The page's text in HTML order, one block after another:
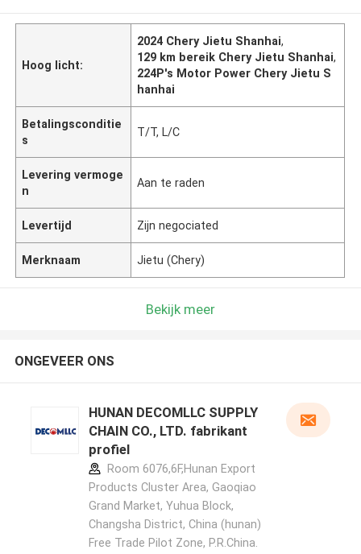
Hoog licht:
2024 Chery Jietu Shanhai,
129 km bereik Chery Jietu Shanhai,
224P's Motor Power Chery Jietu S
hanhai
Betalingsconditie
s
T/T, L/C
Levering vermoge
n
Aan te raden
Levertijd Zijn negociated
Merknaam Jietu (Chery)
Bekijk meer
ONGEVEER ONS
HUNAN DECOMLLC SUPPLY
CHAIN CO., LTD. fabrikant
profiel
Room 6076,6F,Hunan Export
Products Cluster Area, Gaoqiao
Grand Market, Yuhua Block,
Changsha District, China (hunan)
Free Trade Pilot Zone, P.R.China.